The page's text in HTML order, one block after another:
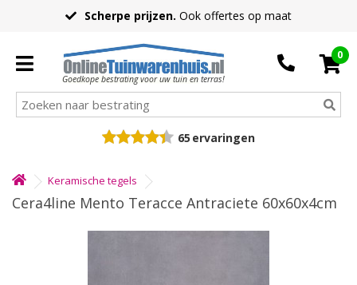
Scherpe prijzen. Ook offertes op maat
Goedkope bestrating voor uw tuin en terras!
0
65 ervaringen
Keramische tegels
Cera4line Mento Teracce Antraciete 60x60x4cm